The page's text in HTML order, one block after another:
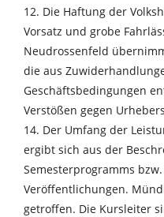
12. Die Haftung der
Vorsatz und grobe
Neudrossenfeld
die aus
Geschäftsbedingungen
Verstößen gegen
14. Der Umfang der
ergibt sich aus der
Semesterprogramms
Veröffentlichungen.
getroffen. Die Kursleiter